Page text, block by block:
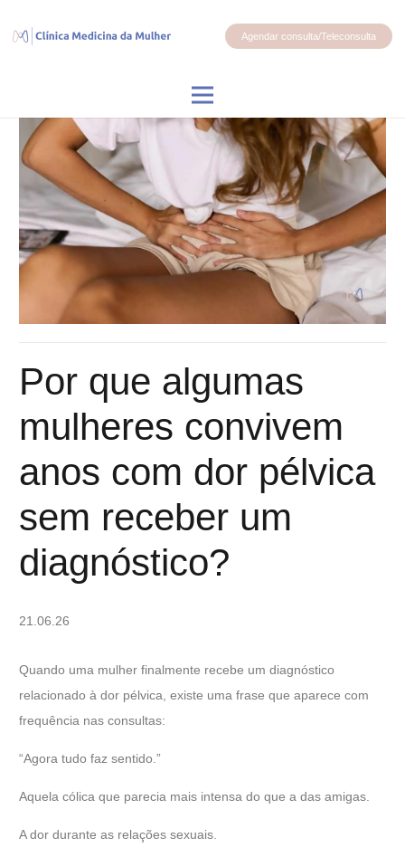
Agendar consulta/Teleconsulta
Por que algumas
mulheres convivem
anos com dor pélvica
sem receber um
diagnóstico?
21.06.26
Quando uma mulher finalmente recebe um diagnóstico
relacionado à dor pélvica, existe uma frase que aparece com
frequência nas consultas:
“Agora tudo faz sentido.”
Aquela cólica que parecia mais intensa do que a das amigas.
A dor durante as relações sexuais.